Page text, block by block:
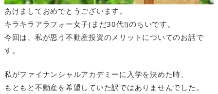
あけましておめでとうございます。
キラキラアラフォー女子(まだ30代!)のちいです。
今回は、私が思う不動産投資のメリットについてのお話で
す。
私がファイナンシャルアカデミーに入学を決めた時、
もともと不動産を希望していた訳ではありませんでした。